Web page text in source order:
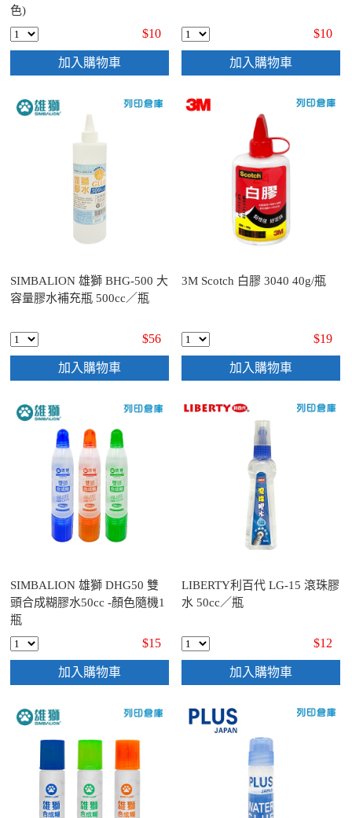
色)
$10
加入購物車
$10
加入購物車
SIMBALION 雄獅 BHG-500 大
容量膠水補充瓶 500cc／瓶
$56
加入購物車
3M Scotch 白膠 3040 40g/瓶
$19
加入購物車
SIMBALION 雄獅 DHG50 雙
頭合成糊膠水50cc -顏色隨機1
瓶
$15
加入購物車
LIBERTY利百代 LG-15 滾珠膠
水 50cc／瓶
$12
加入購物車